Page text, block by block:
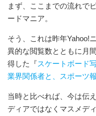
まず、ここまでの流れで
ードマニア。
そう、これは昨年Yahoo!
異的な閲覧数とともに月
得した『スケートボード
業界関係者と、スポーツ
当時と比べれば、今は伝
ディアではなくマスメデ